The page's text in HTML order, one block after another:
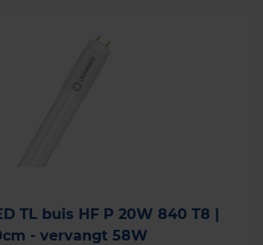
TL buis HF P 20W 840 T8 |
- vervangt 58W